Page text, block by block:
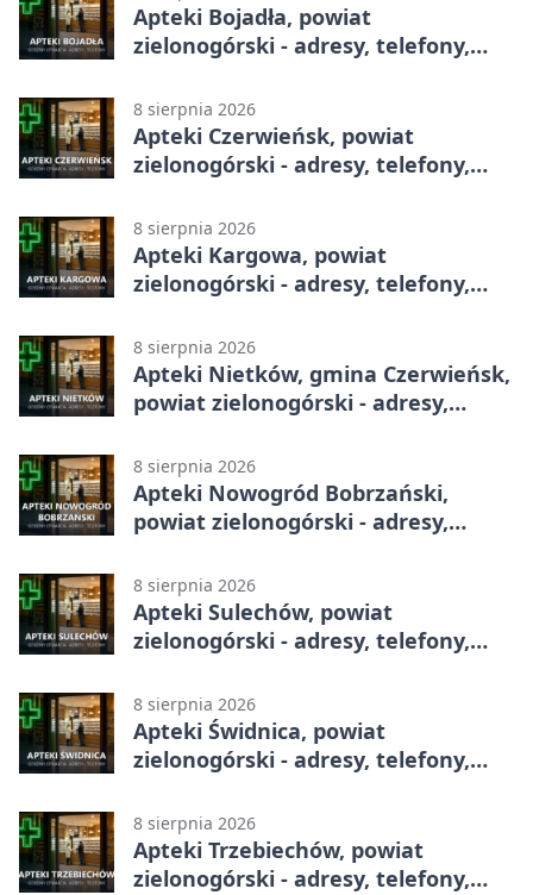
Apteki Bojadła, powiat
zielonogórski - adresy, telefony,
8 sierpnia 2026
Apteki Czerwieńsk, powiat
zielonogórski - adresy, telefony,
8 sierpnia 2026
Apteki Kargowa, powiat
zielonogórski - adresy, telefony,
8 sierpnia 2026
Apteki Nietków, gmina Czerwieńsk,
powiat zielonogórski - adresy,
8 sierpnia 2026
Apteki Nowogród Bobrzański,
powiat zielonogórski - adresy,
8 sierpnia 2026
Apteki Sulechów, powiat
zielonogórski - adresy, telefony,
8 sierpnia 2026
Apteki Świdnica, powiat
zielonogórski - adresy, telefony,
8 sierpnia 2026
Apteki Trzebiechów, powiat
zielonogórski - adresy, telefony,